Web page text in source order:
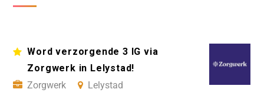
Word verzorgende 3 IG via
Zorgwerk in Lelystad!
Zorgwerk
Lelystad